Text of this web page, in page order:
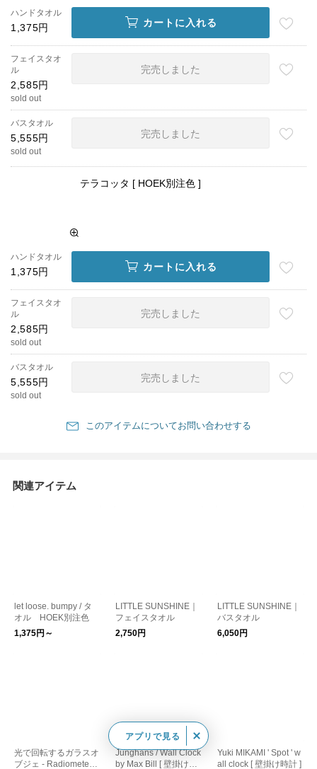
ハンドタオル
1,375円 カートに入れる
フェイスタオ
ル
2,585円
sold out
完売しました
バスタオル
5,555円
sold out
完売しました
テラコッタ [ HOEK別注色 ]
ハンドタオル
1,375円 カートに入れる
フェイスタオ
ル
2,585円
sold out
完売しました
バスタオル
5,555円
sold out
完売しました
このアイテムについてお問い合わせする
関連アイテム
let loose. bumpy / タ
オル HOEK別注色
1,375円～
LITTLE SUNSHINE｜
フェイスタオル
2,750円
LITTLE SUNSHINE｜
バスタオル
6,050円
光で回転するガラスオ
ブジェ - Radiometer [
Junghans / Wall Clock
by Max Bill [ 壁掛け時
Yuki MIKAMI ' Spot ' w
all clock [ 壁掛け時計 ]
アプリで見る